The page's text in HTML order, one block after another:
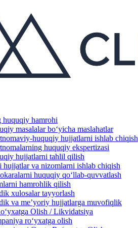
huquqiy hamrohi
masalalar boʻyicha maslahatlar
huquqiy hujjatlarni ishlab chiqish
huquqiy ekspertizasi
hujjatlarni tahlil qilish
hujjatlar va nizomlarni ishlab chiqish
huquqiy qoʻllab-quvvatlash
hamrohlik qilish
xulosalar tayyorlash
va me’yoriy hujjatlarga muvofiqlik
Olish / Likvidatsiya
ro‘yxatga olish